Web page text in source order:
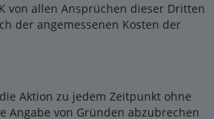
von allen Ansprüchen dieser Dritten
der angemessenen Kosten der
Aktion zu jedem Zeitpunkt ohne
Angabe von Gründen abzubrechen